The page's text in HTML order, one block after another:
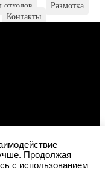
Размотка
Контакты
Продолжая
с использованием